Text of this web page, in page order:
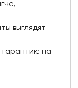
выглядят
на